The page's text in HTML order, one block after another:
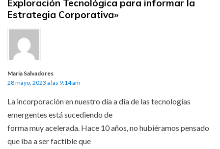
Exploración Tecnológica para informar la
Estrategia Corporativa»
María Salvadores
28 mayo, 2023 a las 9:14 am
La incorporación en nuestro día a día de las tecnologías
emergentes está sucediendo de
forma muy acelerada. Hace 10 años, no hubiéramos pensado
que iba a ser factible que